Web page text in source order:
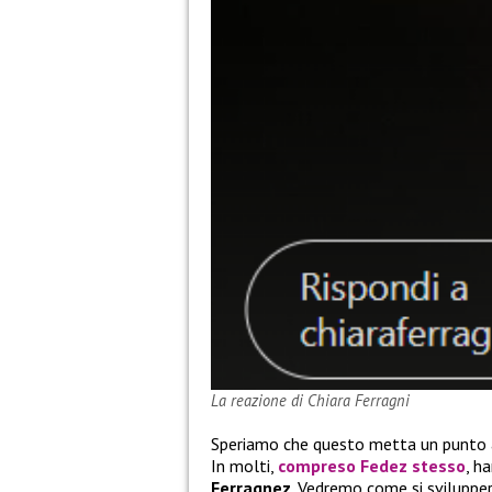
La reazione di Chiara Ferragni
Speriamo che questo metta un
In molti, compreso Fedez stesso ,
Ferragnez . Vedremo come si